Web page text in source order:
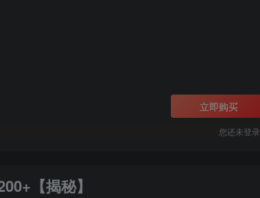
立即购买
您还未登录
【揭秘】